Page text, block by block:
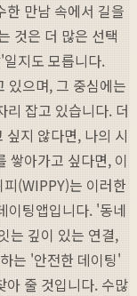
한 만남 속에서 길을
것은 더 많은 선택
지도 모릅니다.
있으며, 그 중심에는
잡고 있습니다. 더
지 않다면, 나의 시
쌓아가고 싶다면, 이
(WIPPY)는 이러한
이팅앱입니다. '동네
는 깊이 있는 연결,
는 '안전한 데이팅'
아 줄 것입니다. 수많